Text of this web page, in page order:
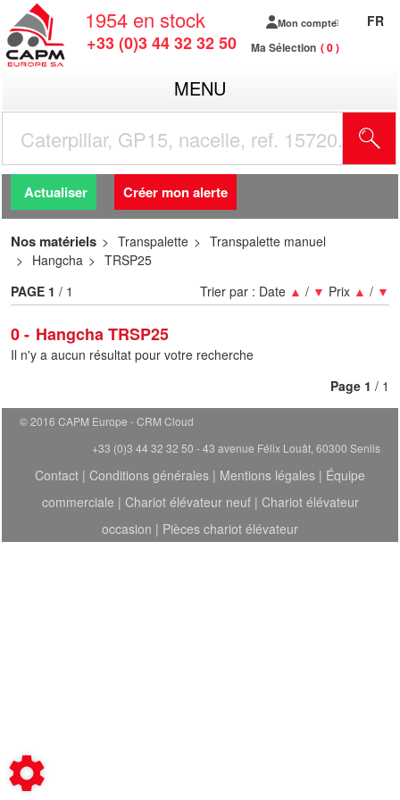
1954 en stock
+33 (0)3 44 32 32 50
Mon compte
Ma Sélection 0
FR
MENU
Actualiser Créer mon alerte
Nos matériels Transpalette
Transpalette manuel
Hangcha
TRSP25
0 Hangcha TRSP25
Trier par : Date ▲ / ▼ Prix ▲ / ▼
PAGE 1 / 1
Il n'y a aucun résultat pour votre recherche
Page 1 / 1
© 2016 CAPM Europe
CRM Cloud
+33 (0)3 44 32 32 50 - 43 avenue Félix Louât, 60300 Senlis
Contact | Conditions générales | Mentions légales | Équipe
commerciale | Chariot élévateur neuf| Chariot élévateur
occasion | Pièces chariot élévateur